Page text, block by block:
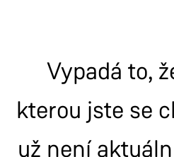
Vypadá to,
kterou jste se
už není